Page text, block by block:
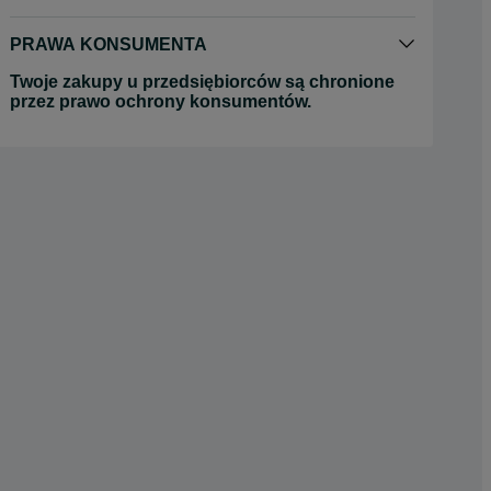
PRAWA KONSUMENTA
Twoje zakupy u przedsiębiorców są chronione
przez prawo ochrony konsumentów.